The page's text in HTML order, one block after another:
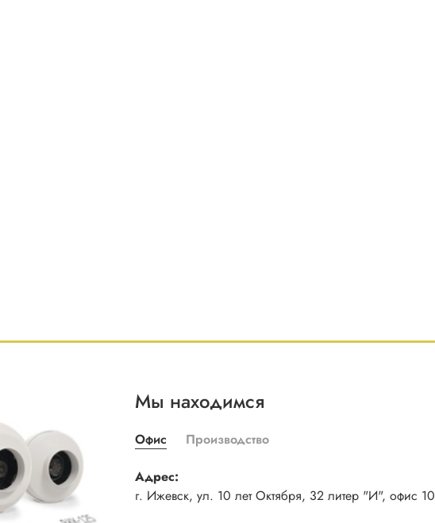
Мы находимся
Офис Производство
Адрес:
г. Ижевск, ул. 10 лет Октября, 32 литер "И", офис 10